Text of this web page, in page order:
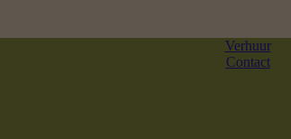
Verhuur
Contact